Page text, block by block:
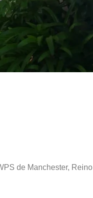
de Manchester, Reino